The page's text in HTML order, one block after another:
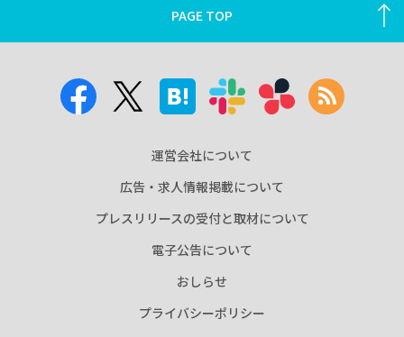
PAGE TOP
運営会社について
広告・求人情報掲載について
プレスリリースの受付と取材について
電子公告について
おしらせ
プライバシーポリシー